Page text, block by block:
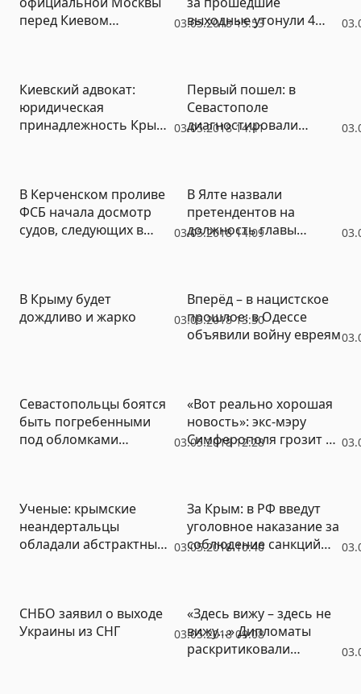
03.05.2018 15:53
перед Киевом
выходные утонули 4
03.05.2018 14:41
Киевский адвокат:
юридическая
принадлежность Крыма
Первый пошел: в
Севастополе
диагностировали
03.05.2018 14:09
В Керченском проливе
ФСБ начала досмотр
судов, следующих в
В Ялте назвали
претендентов на
должность главы
03.05.2018 13:30
В Крыму будет
дождливо и жарко
Вперёд – в нацистское
прошлое: в Одессе
объявили войну евреям
03.05.2018 12:28
Севастопольцы боятся
быть погребенными
под обломками
«Вот реально хорошая
новость»: экс-мэру
Симферополя грозит до
03.05.2018 10:40
Ученые: крымские
неандертальцы
обладали абстрактным
За Крым: в РФ введут
уголовное наказание за
соблюдение санкций
03.05.2018 09:08
СНБО заявил о выходе
Украины из СНГ
«Здесь вижу – здесь не
вижу…» Дипломаты
раскритиковали